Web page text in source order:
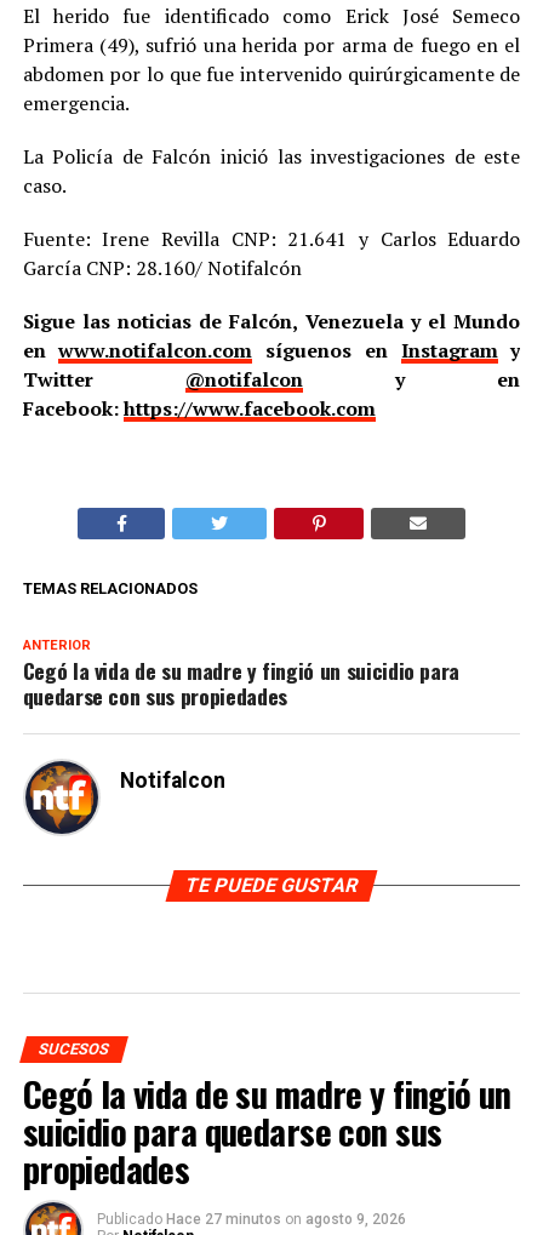
El herido fue identificado como Erick José Semeco
Primera (49), sufrió una herida por arma de fuego en el
abdomen por lo que fue intervenido quirúrgicamente de
emergencia.
La Policía de Falcón inició las investigaciones de este
caso.
Fuente: Irene Revilla CNP: 21.641 y Carlos Eduardo
García CNP: 28.160/ Notifalcón
Sigue las noticias de Falcón, Venezuela y el Mundo
enwww.notifalcon.com síguenos en Instagramy
Twitter @notifalcony en
Facebook:https://www.facebook.com
TEMAS RELACIONADOS
ANTERIOR
Cegó la vida de su madre y fingió un suicidio para
quedarse con sus propiedades
Notifalcon
TE PUEDE GUSTAR
SUCESOS
Cegó la vida de su madre y fingió un
suicidio para quedarse con sus
propiedades
Publicado Hace 27 minutos on agosto 9, 2026